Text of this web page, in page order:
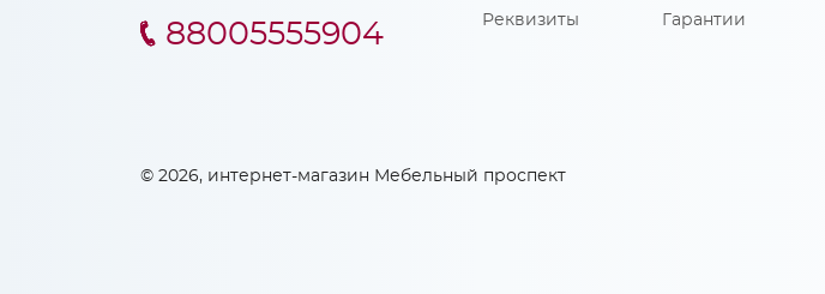
88005555904 Реквизиты Гарантии
© 2026, интернет-магазин Мебельный проспект